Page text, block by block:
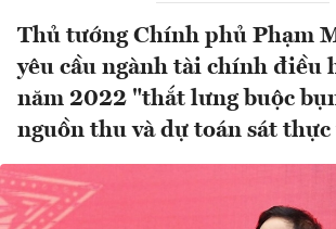
Thủ tướng Chính phủ Phạm
yêu cầu ngành tài chính điều
năm 2022 "thắt lưng buộc
nguồn thu và dự toán sát thực